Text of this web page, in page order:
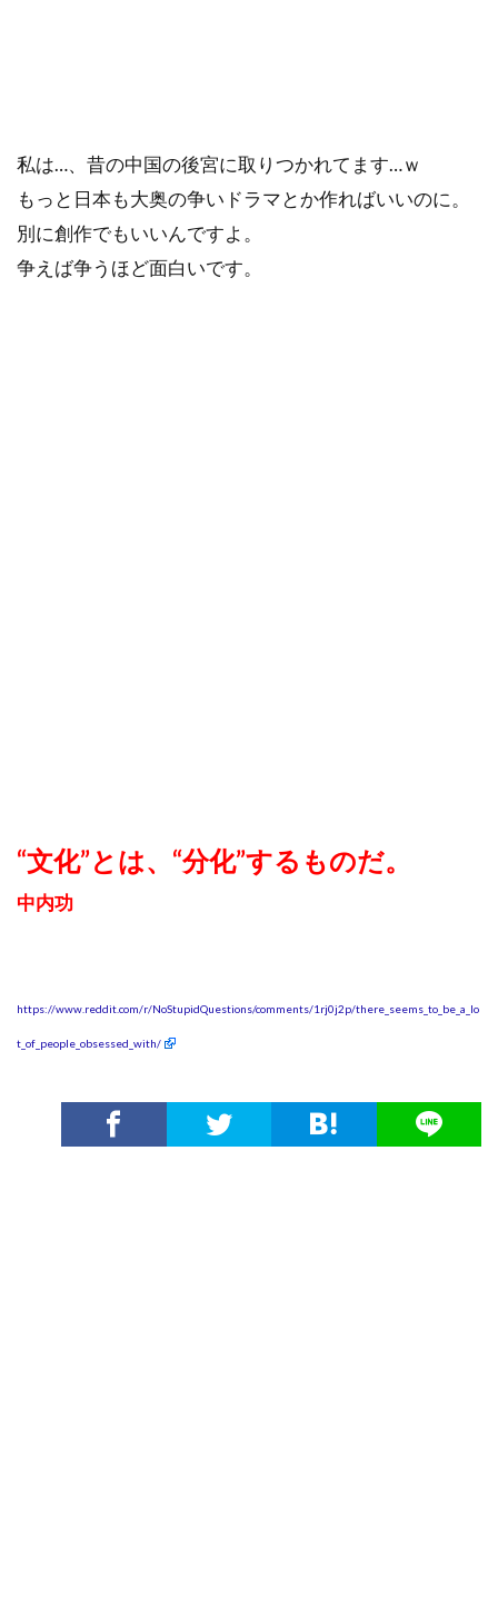
私は…、昔の中国の後宮に取りつかれてます…ｗ
もっと日本も大奥の争いドラマとか作ればいいのに。
別に創作でもいいんですよ。
争えば争うほど面白いです。
“文化”とは、“分化”するものだ。
中内功
https://www.reddit.com/r/NoStupidQuestions/comments/1rj0j2p/there_seems_to_be_a_lo
t_of_people_obsessed_with/